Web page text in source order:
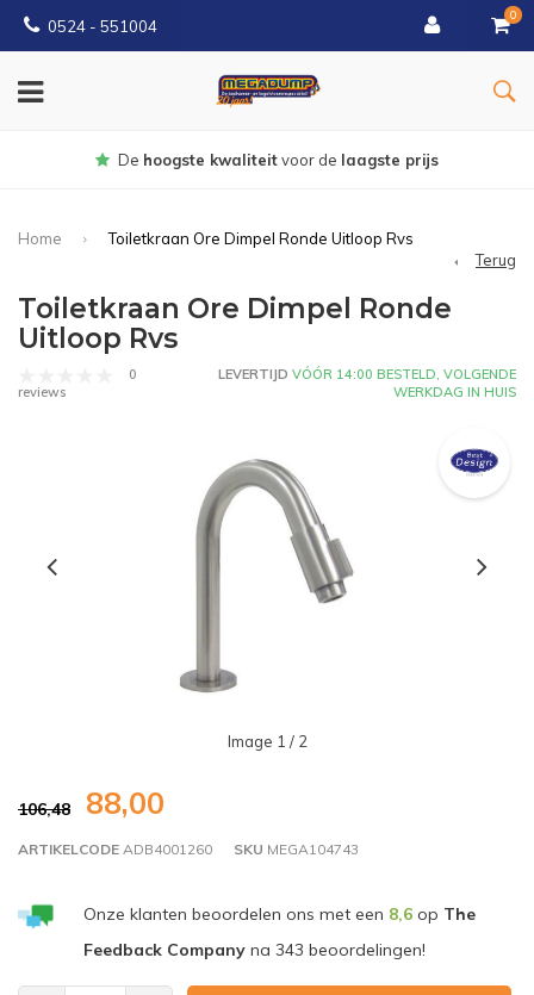
0524 - 551004
0
De hoogste kwaliteitvoor de laagste prijs
Home
Toiletkraan Ore Dimpel Ronde Uitloop Rvs
Terug
Toiletkraan Ore Dimpel Ronde
Uitloop Rvs
0
reviews
LEVERTIJD VÓÓR 14:00 BESTELD, VOLGENDE
WERKDAG IN HUIS
Image 1 / 2
106,48 88,00
ARTIKELCODE ADB4001260 SKU MEGA104743
Onze klanten beoordelen ons met een 8,6op The
Feedback Companyna 343 beoordelingen!